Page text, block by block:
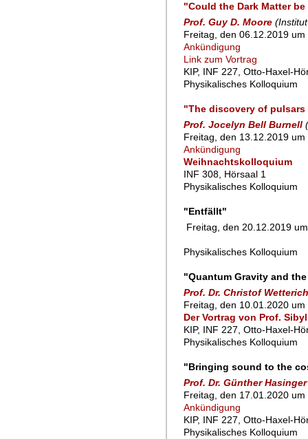
"Could the Dark Matter
Prof. Guy D. Moore
Freitag, den 06.12.2019
Ankündigung
Link zum Vortrag
KIP, INF 227, Otto-Haxel-
Physikalisches Kolloquium
"The discovery of
Prof. Jocelyn Bell Burnell
Freitag, den 13.12.2019
Ankündigung
Weihnachtskolloquium
INF 308, Hörsaal 1
Physikalisches Kolloquium
"Entfällt"
Freitag, den 20.12.2019
Physikalisches Kolloquium
"Quantum Gravity and
Prof. Dr. Christof Wetterich
Freitag, den 10.01.2020
Der Vortrag von Prof.
KIP, INF 227, Otto-Haxel-
Physikalisches Kolloquium
"Bringing sound to the
Prof. Dr. Günther Hasinger
Freitag, den 17.01.2020
Ankündigung
KIP, INF 227, Otto-Haxel-
Physikalisches Kolloquium